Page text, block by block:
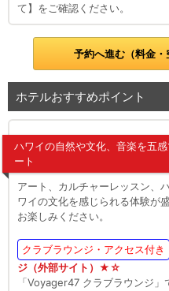
て】をご確認ください。
予約へ進む（料金・
ホテルおすすめポイント
ハワイの自然や文化、音楽を五
ート
アート、カルチャーレッスン、
ワイの文化を感じられる体験が
お楽しみください。
クラブラウンジ・アクセス付き
ジ（外部サイト）★☆
「Voyager47 クラブラウンジ